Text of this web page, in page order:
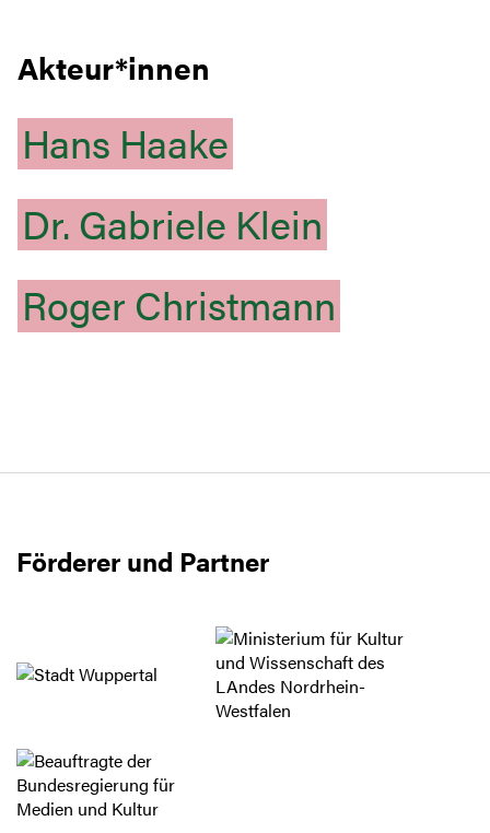
Akteur*innen
Hans Haake
Dr. Gabriele Klein
Roger Christmann
Förderer und Partner